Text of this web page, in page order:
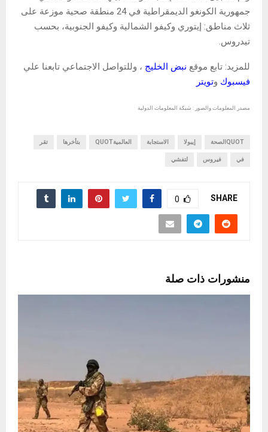
جمهورية الكونغو الديمقراطية في 24 منطقة صحية موزعة على
ثلاث مناطق: إيتوري وكيفو الشمالية وكيفو الجنوبية، بحسب
تيدروس.
للمزيد: تابع موقع نبض الخليج ، وللتواصل الاجتماعي تابعنا علي
فيسبوك وتويتر
مصدر المعلومات والصور : شبكة المعلومات الدولية
QUOTالصحة إيبولا الاستجابة العالميةQUOT بتأخرها تقر
في فيروس لتفشي
SHARE
0
منشورات ذات صلة